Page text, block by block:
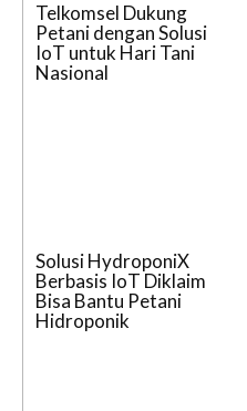
Telkomsel Dukung
Petani dengan Solusi
IoT untuk Hari Tani
Nasional
Solusi HydroponiX
Berbasis IoT Diklaim
Bisa Bantu Petani
Hidroponik